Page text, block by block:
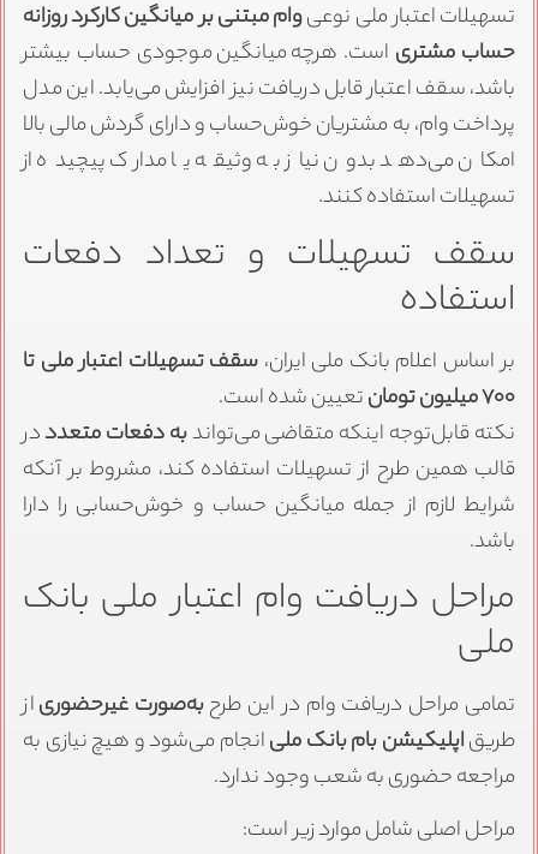
تسهیلات اعتبار ملی نوعیوام مبتنی بر میانگین کارکرد روزانه
حساب مشتریاست. هرچه میانگین موجودی حساب بیشتر
باشد، سقف اعتبار قابل دریافت نیز افزایش می‌یابد. این مدل
پرداخت وام، به مشتریان خوش‌حساب و دارای گردش مالی بالا
امکان می‌دهد بدون نیاز به وثیقه یا مدارک پیچیده از
تسهیلات استفاده کنند.
سقف تسهیلات و تعداد دفعات
استفاده
بر اساس اعلام بانک ملی ایران، سقف تسهیلات اعتبار ملی تا
۷۰۰ میلیون تومان
تعیین شده است.
نکته قابل‌توجه اینکه متقاضی می‌تواندبه دفعات متعدددر
قالب همین طرح از تسهیلات استفاده کند، مشروط بر آنکه
شرایط لازم از جمله میانگین حساب و خوش‌حسابی را دارا
باشد.
مراحل دریافت وام اعتبار ملی بانک
ملی
تمامی مراحل دریافت وام در این طرحبه‌صورت غیرحضوریاز
طریقاپلیکیشن بام بانک ملیانجام می‌شود و هیچ نیازی به
مراجعه حضوری به شعب وجود ندارد.
مراحل اصلی شامل موارد زیر است: